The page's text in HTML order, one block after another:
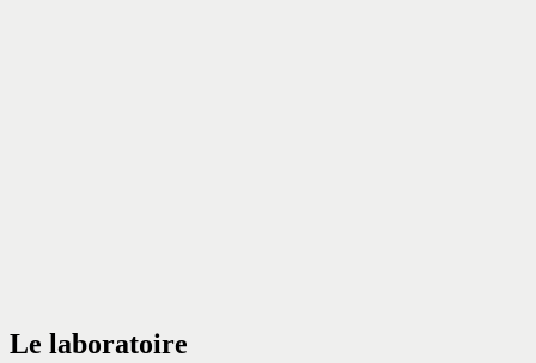
Le laboratoire